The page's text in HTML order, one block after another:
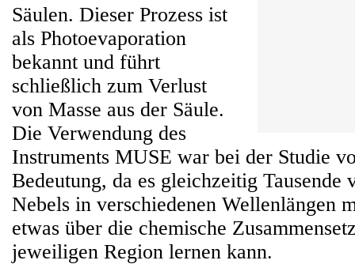
Säulen. Dieser Prozess ist
als Photoevaporation
bekannt und führt
schließlich zum Verlust
von Masse aus der Säule.
Die Verwendung des
Instruments MUSE war bei der Studie
Bedeutung, da es gleichzeitig Tausende
Nebels in verschiedenen Wellenlängen
etwas über die chemische
jeweiligen Region lernen kann.